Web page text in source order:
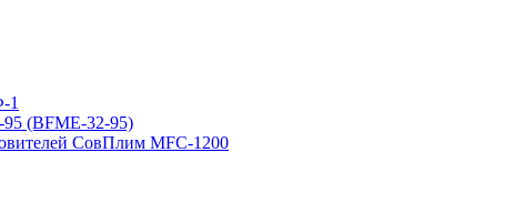
1
(BFME-32-95)
СовПлим MFC-1200